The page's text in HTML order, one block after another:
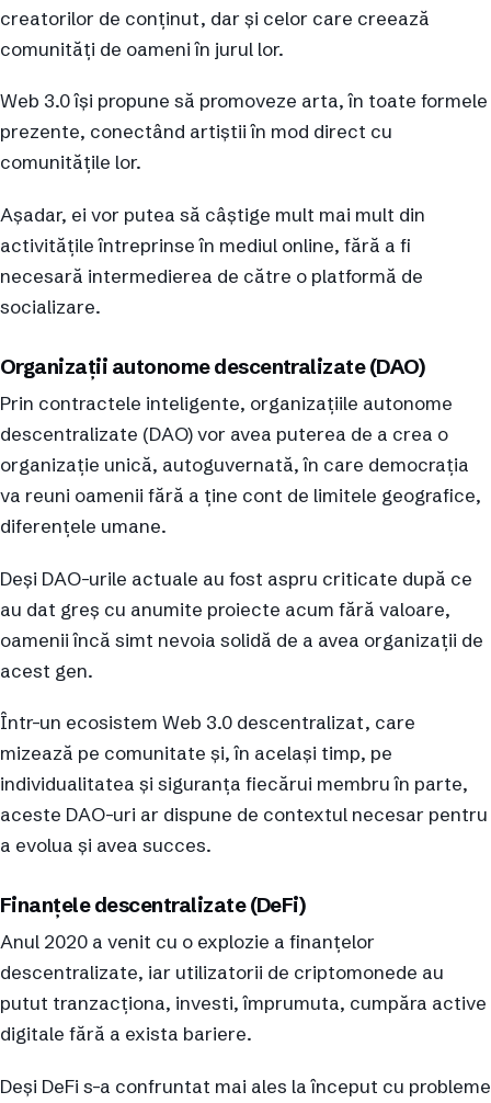
creatorilor de conținut, dar și celor care creează
comunități de oameni în jurul lor.
Web 3.0 își propune să promoveze arta, în toate formele
prezente, conectând artiștii în mod direct cu
comunitățile lor.
Așadar, ei vor putea să câștige mult mai mult din
activitățile întreprinse în mediul online, fără a fi
necesară intermedierea de către o platformă de
socializare.
Organizații autonome descentralizate (DAO)
Prin contractele inteligente, organizațiile autonome
descentralizate (DAO) vor avea puterea de a crea o
organizație unică, autoguvernată, în care democrația
va reuni oamenii fără a ține cont de limitele geografice,
diferențele umane.
Deși DAO-urile actuale au fost aspru criticate după ce
au dat greș cu anumite proiecte acum fără valoare,
oamenii încă simt nevoia solidă de a avea organizații de
acest gen.
Într-un ecosistem Web 3.0 descentralizat, care
mizează pe comunitate și, în același timp, pe
individualitatea și siguranța fiecărui membru în parte,
aceste DAO-uri ar dispune de contextul necesar pentru
a evolua și avea succes.
Finanțele descentralizate (DeFi)
Anul 2020 a venit cu o explozie a finanțelor
descentralizate, iar utilizatorii de criptomonede au
putut tranzacționa, investi, împrumuta, cumpăra active
digitale fără a exista bariere.
Deși DeFi s-a confruntat mai ales la început cu probleme